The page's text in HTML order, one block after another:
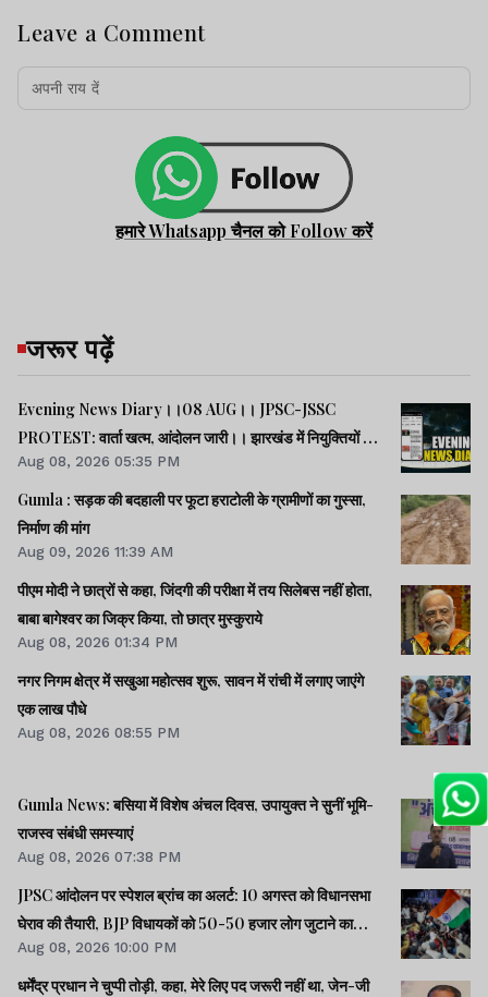
Leave a Comment
हमारे Whatsapp चैनल को Follow करें
जरूर पढ़ें
Evening News Diary।।08 AUG।। JPSC-JSSC
PROTEST: वार्ता खत्म, आंदोलन जारी।। झारखंड में नियुक्तियों में
भ्रष्टाचार-01: विधानसभा से हुई शुरूआत।। महिला आरक्षण कानून
लागू में देर क्यों -राहुल।। समेत अन्य खबरें व वीडियो।।
Aug 08, 2026 05:35 PM
Gumla : सड़क की बदहाली पर फूटा हराटोली के ग्रामीणों का गुस्सा,
निर्माण की मांग
Aug 09, 2026 11:39 AM
पीएम मोदी ने छात्रों से कहा, जिंदगी की परीक्षा में तय सिलेबस नहीं होता,
बाबा बागेश्वर का जिक्र किया, तो छात्र मुस्कुराये
Aug 08, 2026 01:34 PM
नगर निगम क्षेत्र में सखुआ महोत्सव शुरू, सावन में रांची में लगाए जाएंगे
एक लाख पौधे
Aug 08, 2026 08:55 PM
Gumla News: बसिया में विशेष अंचल दिवस, उपायुक्त ने सुनीं भूमि-
राजस्व संबंधी समस्याएं
Aug 08, 2026 07:38 PM
JPSC आंदोलन पर स्पेशल ब्रांच का अलर्ट: 10 अगस्त को विधानसभा
घेराव की तैयारी, BJP विधायकों को 50-50 हजार लोग जुटाने का
टास्क
Aug 08, 2026 10:00 PM
धर्मेंद्र प्रधान ने चुप्पी तोड़ी, कहा, मेरे लिए पद जरूरी नहीं था, जेन-जी